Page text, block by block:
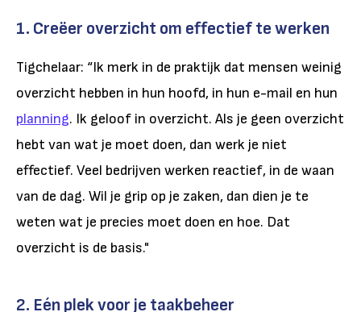
1. Creëer overzicht om effectief te werken
Tigchelaar: “Ik merk in de praktijk dat mensen weinig
overzicht hebben in hun hoofd, in hun e-mail en hun
planning. Ik geloof in overzicht. Als je geen overzicht
hebt van wat je moet doen, dan werk je niet
effectief. Veel bedrijven werken reactief, in de waan
van de dag. Wil je grip op je zaken, dan dien je te
weten wat je precies moet doen en hoe. Dat
overzicht is de basis."
2. Eén plek voor je taakbeheer